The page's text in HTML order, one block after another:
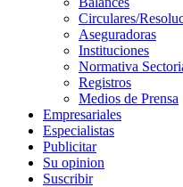
Circulares/
Aseguradoras
Instituciones
Normativa
Registros
Medios de Prensa
Empresariales
Especialistas
Publicitar
Su opinion
Suscribir